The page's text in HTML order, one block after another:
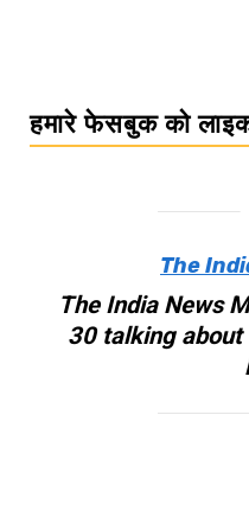
हमारे फेसबुक को
The
The India News
30 talking about